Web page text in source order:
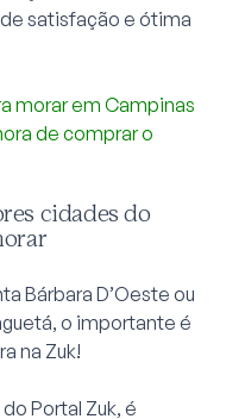
satisfação e ótima
morar em Campinas
de comprar o
cidades do
Bárbara D’Oeste ou
o importante é
na Zuk!
do Portal Zuk, é